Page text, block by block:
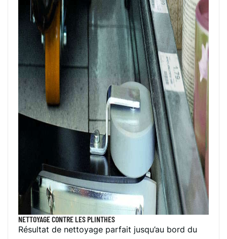
NETTOYAGE CONTRE LES PLINTHES
Résultat de nettoyage parfait jusqu’au bord du